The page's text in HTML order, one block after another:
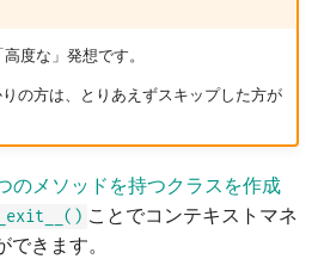
度な」発想です。
の方は、とりあえずスキップした方が
のメソッドを持つクラスを作成
ことでコンテキストマネ
きます。